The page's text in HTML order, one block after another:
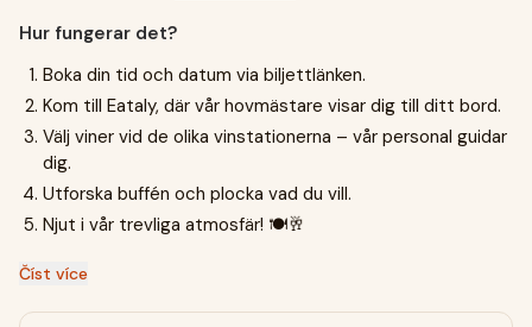
Hur fungerar det?
Boka din tid och datum via biljettlänken.
Kom till Eataly, där vår hovmästare visar dig till ditt bord.
Välj viner vid de olika vinstationerna – vår personal guidar
dig.
Utforska buffén och plocka vad du vill.
Njut i vår trevliga atmosfär! 🍽️🥂
Číst více